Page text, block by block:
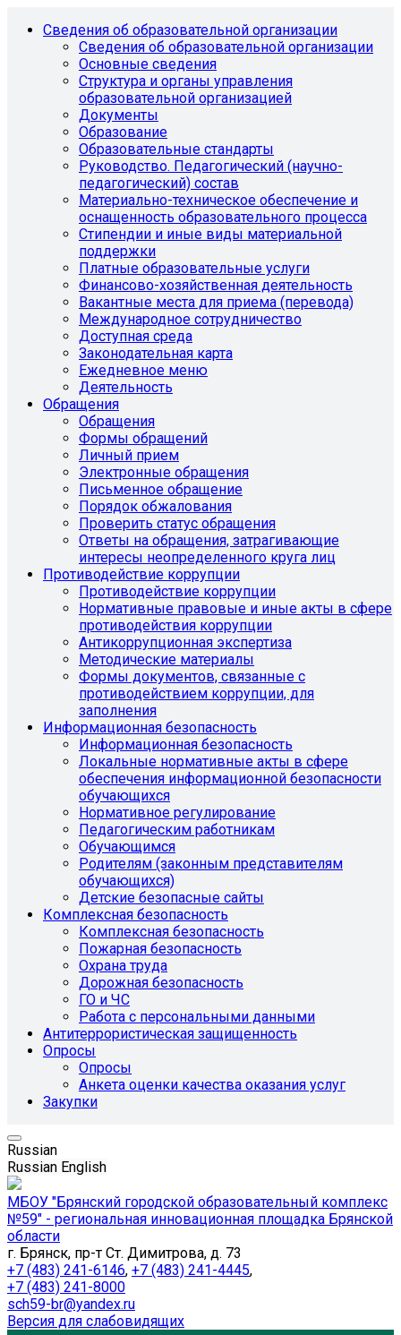
Сведения об образовательной организации
Сведения об образовательной организации
Основные сведения
Структура и органы управления
образовательной организацией
Документы
Образование
Образовательные стандарты
Руководство. Педагогический (научно-
педагогический) состав
Материально-техническое обеспечение и
оснащенность образовательного процесса
Стипендии и иные виды материальной
поддержки
Платные образовательные услуги
Финансово-хозяйственная деятельность
Вакантные места для приема (перевода)
Международное сотрудничество
Доступная среда
Законодательная карта
Ежедневное меню
Деятельность
Обращения
Обращения
Формы обращений
Личный прием
Электронные обращения
Письменное обращение
Порядок обжалования
Проверить статус обращения
Ответы на обращения, затрагивающие
интересы неопределенного круга лиц
Противодействие коррупции
Противодействие коррупции
Нормативные правовые и иные акты в сфере
противодействия коррупции
Антикоррупционная экспертиза
Методические материалы
Формы документов, связанные с
противодействием коррупции, для
заполнения
Информационная безопасность
Информационная безопасность
Локальные нормативные акты в сфере
обеспечения информационной безопасности
обучающихся
Нормативное регулирование
Педагогическим работникам
Обучающимся
Родителям (законным представителям
обучающихся)
Детские безопасные сайты
Комплексная безопасность
Комплексная безопасность
Пожарная безопасность
Охрана труда
Дорожная безопасность
ГО и ЧС
Работа с персональными данными
Антитеррористическая защищенность
Опросы
Опросы
Анкета оценки качества оказания услуг
Закупки
Russian
Russian English
МБОУ "Брянский городской образовательный комплекс
№59" - региональная инновационная площадка Брянской
области
г. Брянск, пр-т Ст. Димитрова, д. 73
+7 (483) 241-6146, +7 (483) 241-4445,
+7 (483) 241-8000
sch59-br@yandex.ru
Версия для слабовидящих